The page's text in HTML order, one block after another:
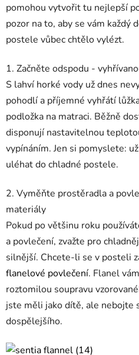
pomohou vytvořit tu nejlepší
pozor na to, aby se vám každý
postele vůbec chtělo vylézt.
1. Začněte odspodu -
S lahví horké vody už dnes
pohodlí a příjemné vyhřátí
podložka na matraci. Běžně
disponují nastavitelnou
vypínáním. Jen si pomyslete:
uléhat do chladné postele.
2. Vyměňte prostěradla a
materiály
Pokud po většinu roku
a povlečení, zvažte pro
silnější. Chcete-li se v posteli
flanelové povlečení. Flanel
roztomilou soupravu
jste měli jako dítě, ale nebojte
dospělejšího.